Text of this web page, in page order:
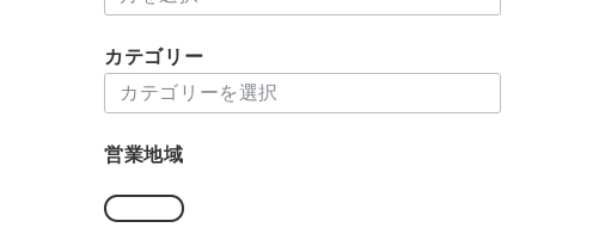
ー
イ
カテゴリー
テ
リ
営業地域